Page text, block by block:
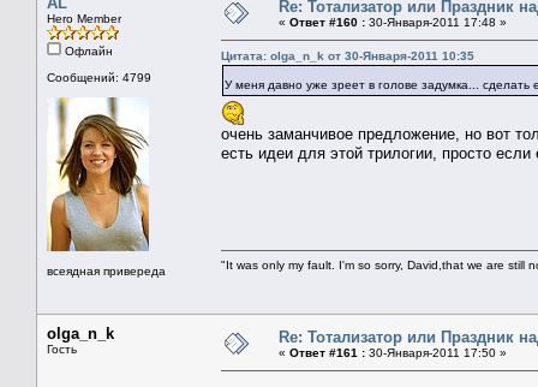
Hero Member
Офлайн
Сообщений: 4799
всеядная привереда
Re: Тотализатор или Праздник
« Ответ #160 : 30-Января-2011 17:48 »
Цитата: olga_n_k от 30-Января-2011 10:35
У меня давно уже зреет в голове задумка...
очень заманчивое предложение, но вот
есть идеи для этой трилогии, просто
"It was only my fault. I'm so sorry, David,that we are still
olga_n_k
Гость
Re: Тотализатор или Праздник
« Ответ #161 : 30-Января-2011 17:50 »